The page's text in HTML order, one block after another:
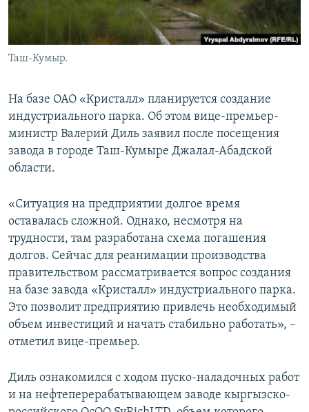
Таш-Кумыр.
На базе ОАО «Кристалл» планируется создание
индустриального парка. Об этом вице-премьер-
министр Валерий Диль заявил после посещения
завода в городе Таш-Кумыре Джалал-Абадской
области.
«Ситуация на предприятии долгое время
оставалась сложной. Однако, несмотря на
трудности, там разработана схема погашения
долгов. Сейчас для реанимации производства
правительством рассматривается вопрос создания
на базе завода «Кристалл» индустриального парка.
Это позволит предприятию привлечь необходимый
объем инвестиций и начать стабильно работать», –
отметил вице-премьер.
Диль ознакомился с ходом пуско-наладочных работ
и на нефтеперерабатывающем заводе кыргызско-